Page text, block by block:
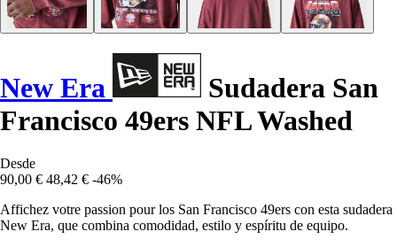
New Era
Sudadera San
Francisco 49ers NFL Washed
Desde
90,00 € 48,42 € -46%
Affichez votre passion pour los San Francisco 49ers con esta sudadera
New Era, que combina comodidad, estilo y espíritu de equipo.